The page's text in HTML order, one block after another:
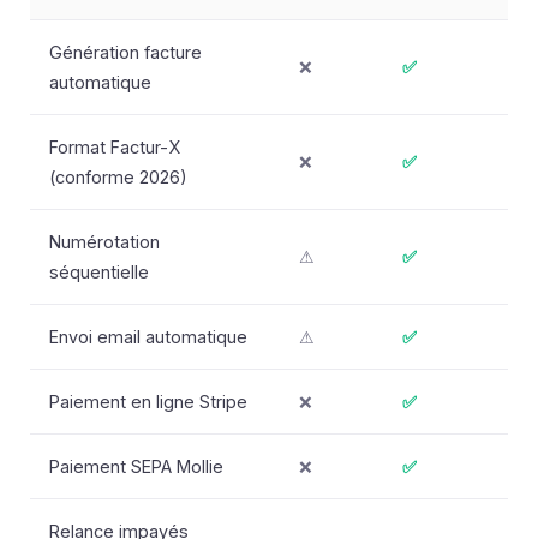
Génération facture
automatique
❌ ✅
Format Factur-X
(conforme 2026)
❌ ✅
Numérotation
séquentielle
⚠ ✅
Envoi email automatique ⚠ ✅
Paiement en ligne Stripe ❌ ✅
Paiement SEPA Mollie ❌ ✅
Relance impayés